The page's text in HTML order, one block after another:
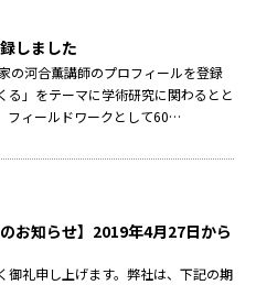
しました
の河合薫講師のプロフィールを登録
る」をテーマに学術研究に関わるとと
フィールドワークとして60…
お知らせ】2019年4月27日から
御礼申し上げます。弊社は、下記の期